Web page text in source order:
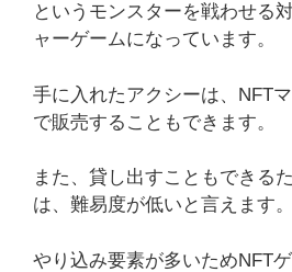
というモンスターを戦わせる
ャーゲームになっています。
手に入れたアクシーは、NFT
で販売することもできます。
また、貸し出すこともできる
は、難易度が低いと言えます。
やり込み要素が多いためNFT